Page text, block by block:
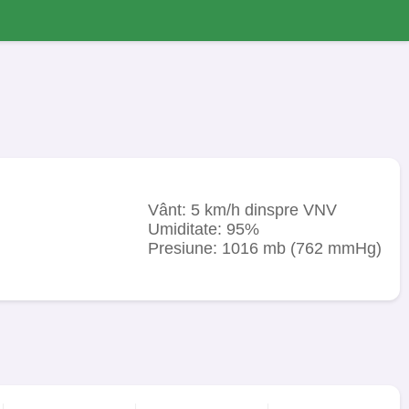
Vânt: 5 km/h dinspre VNV
Umiditate: 95%
Presiune: 1016 mb (762 mmHg)